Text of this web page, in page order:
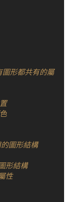
形都共有的屬
圖形結構
形結構
性